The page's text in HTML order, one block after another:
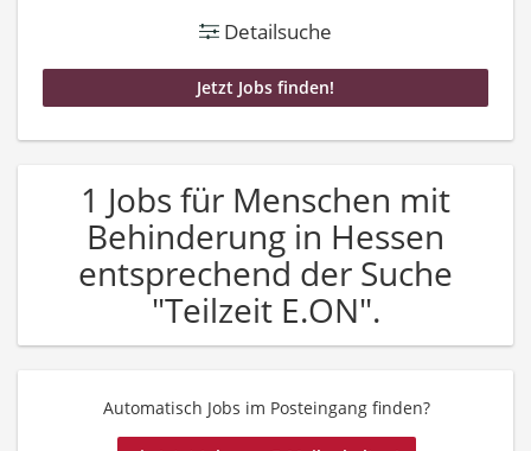
Detailsuche
1 Jobs für Menschen mit
Behinderung in Hessen
entsprechend der Suche
"Teilzeit E.ON".
Automatisch Jobs im Posteingang finden?